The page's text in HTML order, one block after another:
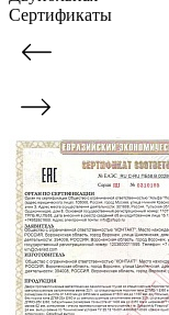
Сертификаты